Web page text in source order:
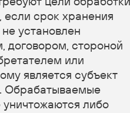
если иной
или
отозвать
на электронный
с пометкой